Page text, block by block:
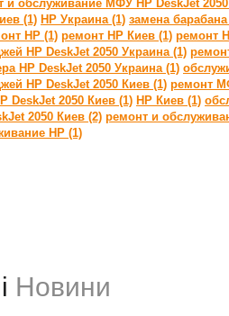
и обслуживание МФУ HP DeskJet
(1) HP Украина (1) замена
HP (1) ремонт HP Киев (1) ремонт
HP DeskJet 2050 Украина (1)
HP DeskJet 2050 Украина (1)
HP DeskJet 2050 Киев (1) ремонт
DeskJet 2050 Киев (1) HP Киев (1)
2050 Киев (2) ремонт и
HP (1)
Новини